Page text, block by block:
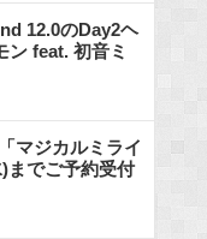
12.0のDay2ヘ
ン feat. 初音ミ
マジカルミライ
までご予約受付